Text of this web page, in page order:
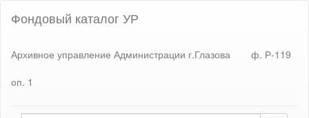
Фондовый каталог УР
Архивное управление Администрации г.Глазова
ф. Р-119
оп. 1